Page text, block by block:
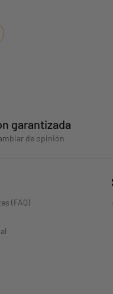
garantizada
de opinión
(FAQ)